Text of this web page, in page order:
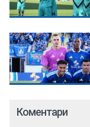
Коментари